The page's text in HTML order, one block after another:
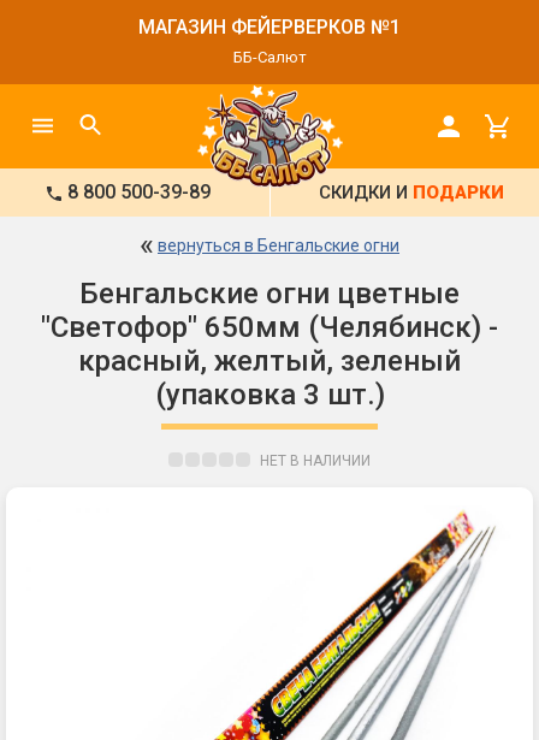
МАГАЗИН ФЕЙЕРВЕРКОВ №1
ББ-Салют
8 800 500-39-89 СКИДКИ И ПОДАРКИ
« вернуться в Бенгальские огни
Бенгальские огни цветные
"Светофор" 650мм (Челябинск) -
красный, желтый, зеленый
(упаковка 3 шт.)
НЕТ В НАЛИЧИИ